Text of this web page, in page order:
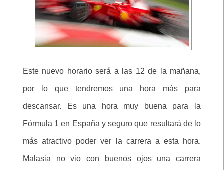
Este nuevo horario será a las 12 de la mañana,
por lo que tendremos una hora más para
descansar. Es una hora muy buena para la
Fórmula 1 en España y seguro que resultará de lo
más atractivo poder ver la carrera a esta hora.
Malasia no vio con buenos ojos una carrera